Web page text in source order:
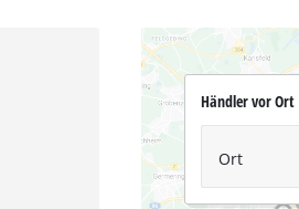
Händler vor Ort
Ort